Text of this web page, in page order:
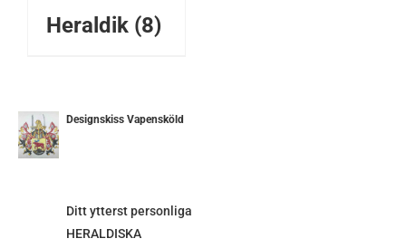
Heraldik (8)
Designskiss Vapensköld
Ditt ytterst personliga
HERALDISKA